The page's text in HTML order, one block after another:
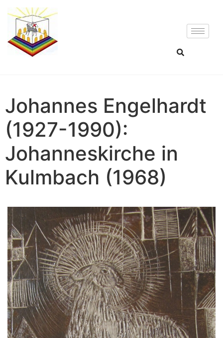
Johannes Engelhardt
(1927-1990):
Johanneskirche in
Kulmbach (1968)